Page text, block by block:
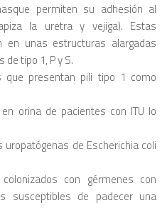
permiten su adhesión al
la uretra y vejiga). Estas
en unas estructuras alargadas
tipo 1, P y S.
que presentan pili tipo 1 como
orina de pacientes con ITU lo
de Escherichia coli
con gérmenes con
susceptibles de padecer una